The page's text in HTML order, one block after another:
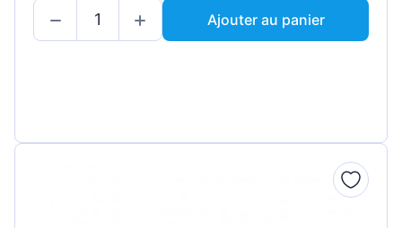
Ajouter au panier